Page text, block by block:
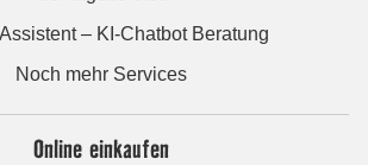
– KI-Chatbot Beratung
Noch mehr Services
Online einkaufen